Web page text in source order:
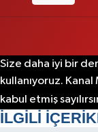
Size daha iyi bir
kullanıyoruz.
kabul etmiş